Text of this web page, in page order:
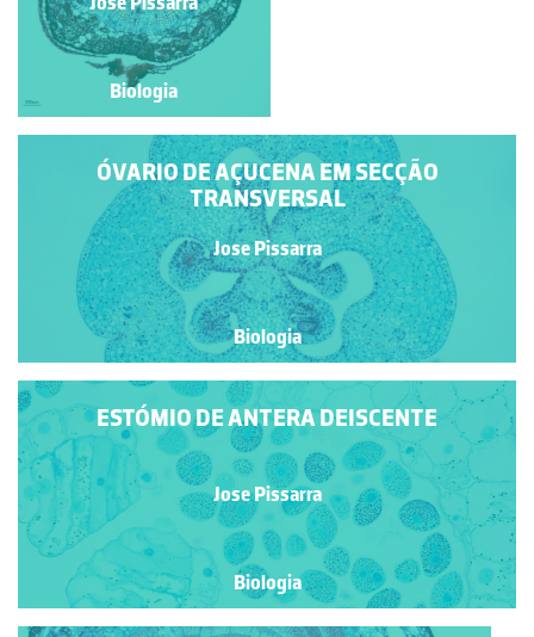
Biologia
ÓVARIO DE AÇUCENA EM SECÇÃO
TRANSVERSAL
Jose Pissarra
Biologia
ESTÓMIO DE ANTERA DEISCENTE
Jose Pissarra
Biologia
Biologia